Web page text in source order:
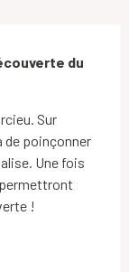
du
Sur
de poinçonner
Une fois
!